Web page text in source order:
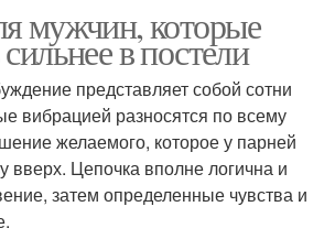
мужчин, которые
в постели
представляет собой сотни
вибрацией разносятся по всему
желаемого, которое у парней
вверх. Цепочка вполне логична и
затем определенные чувства и